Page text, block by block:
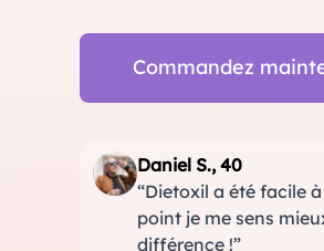
Commandez
Daniel S., 40
“Dietoxil a été facile
point je me sens
différence !”